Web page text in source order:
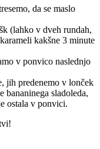
da se maslo
(lahko v dveh rundah,
kakšne 3 minute
v ponvico naslednjo
jih predenemo v lonček
bananinega sladoleda,
ostala v ponvici.